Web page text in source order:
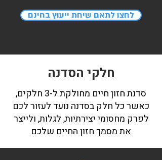
לחצו לתאם שיחת ייעוץ בחינם
חלקי הסדנה
סדנת חזון חיים מחולקת ל-3 חלקים,
כאשר כל חלק בסדנה נועד לעזור לכם
לפרק מחסומי יצירתיות, לגלות, ולייצר
את מסמך חזון החיים שלכם